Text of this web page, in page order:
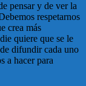
pensar y de ver la
respetarnos
crea más
quiere que se le
difundir cada uno
a hacer para